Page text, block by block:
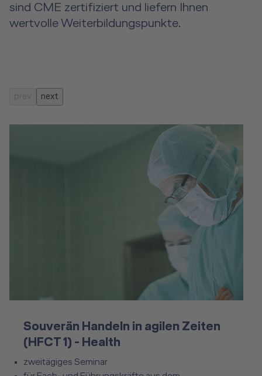
sind CME zertifiziert und liefern Ihnen
wertvolle Weiterbildungspunkte.
next
Souverän Handeln in agilen Zeiten
(HFCT 1) - Health
Souverän Handeln in agilen Zeiten (HFCT 1) - Health
zweitägiges Seminar